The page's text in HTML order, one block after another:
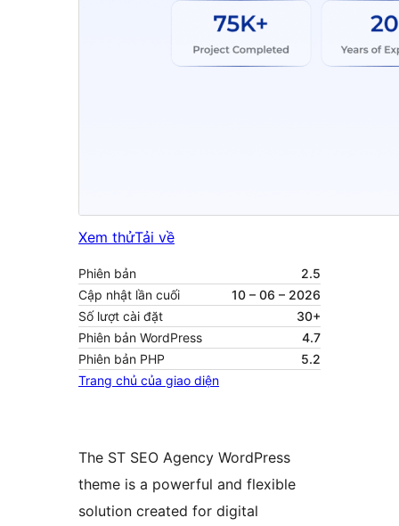
Xem thửTải về
Phiên bản
2.5
Cập nhật lần cuối
10 – 06 – 2026
Số lượt cài đặt
30+
Phiên bản WordPress
4.7
Phiên bản PHP
5.2
Trang chủ của giao diện
The ST SEO Agency WordPress
theme is a powerful and flexible
solution created for digital